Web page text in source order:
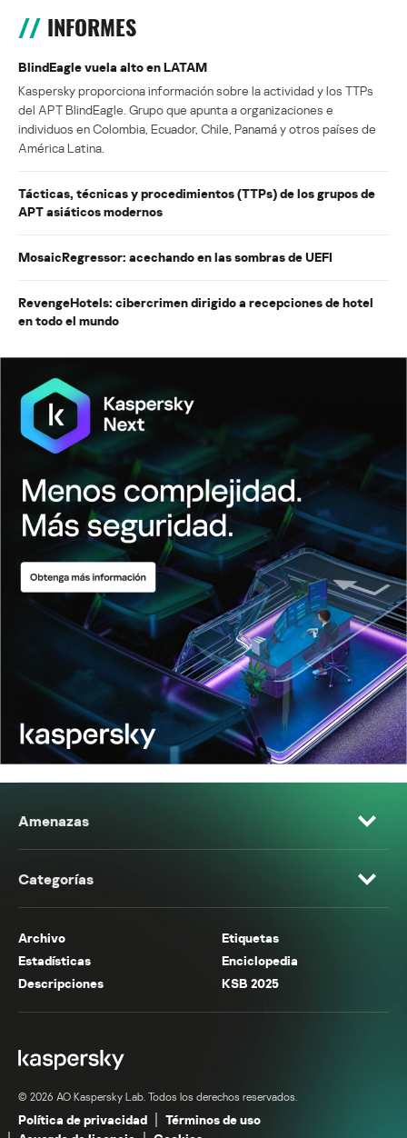
INFORMES
BlindEagle vuela alto en LATAM
Kaspersky proporciona información sobre la actividad y los TTPs
del APT BlindEagle. Grupo que apunta a organizaciones e
individuos en Colombia, Ecuador, Chile, Panamá y otros países de
América Latina.
Tácticas, técnicas y procedimientos (TTPs) de los grupos de
APT asiáticos modernos
MosaicRegressor: acechando en las sombras de UEFI
RevengeHotels: cibercrimen dirigido a recepciones de hotel
en todo el mundo
Amenazas
Categorías
Archivo
Etiquetas
Estadísticas
Enciclopedia
Descripciones
KSB 2025
© 2026 AO Kaspersky Lab. Todos los derechos reservados.
Política de privacidad
Términos de uso